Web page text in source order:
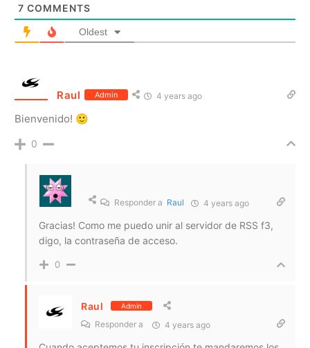
7 COMMENTS
Oldest
Raul Admin 4 years ago
Bienvenido! 🙂
0
Responder a Raul 4 years ago
Gracias! Como me puedo unir al servidor de RSS f3,
digo, la contraseña de acceso.
0
Raul Admin
Responder a 4 years ago